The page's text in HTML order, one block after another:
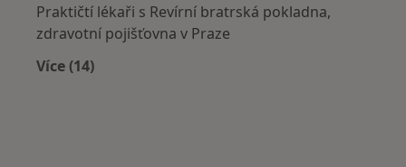
Praktičtí lékaři s Revírní bratrská pokladna,
zdravotní pojišťovna v Praze
Více (14)